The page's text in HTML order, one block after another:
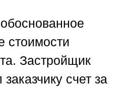
стоимости
Застройщик
счет за